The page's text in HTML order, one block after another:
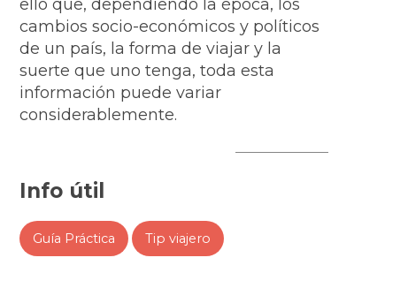
ello que, dependiendo la época, los
cambios socio-económicos y políticos
de un país, la forma de viajar y la
suerte que uno tenga, toda esta
información puede variar
considerablemente.
Info útil
Guía Práctica Tip viajero